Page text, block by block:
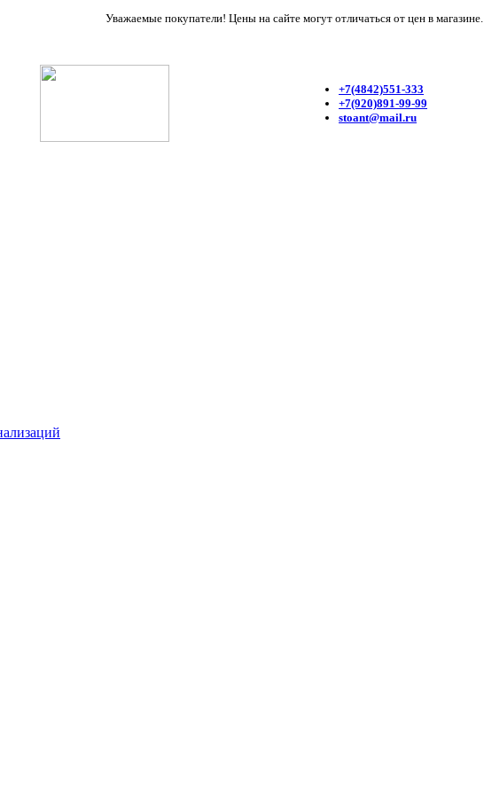
Уважаемые покупатели! Цены на сайте могут отличаться от цен в магазине.
+7(4842)551-333
+7(920)891-99-99
stoant@mail.ru